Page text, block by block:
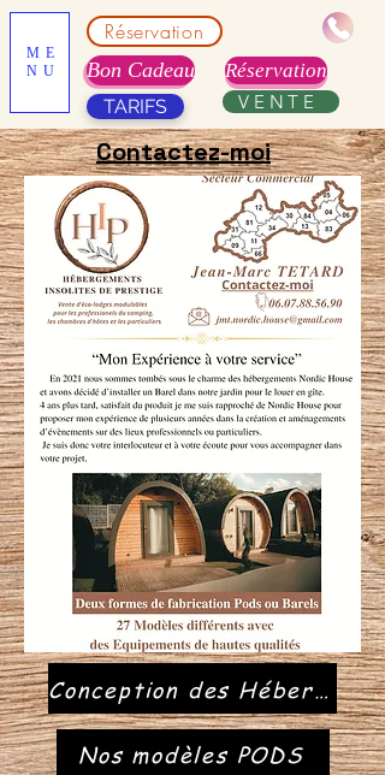
ME
NU
Réservation
Bon Cadeau
TARIFS
Réservation
VENTE
Contactez-moi
Conception des Hébergements
Nos modèles PODS